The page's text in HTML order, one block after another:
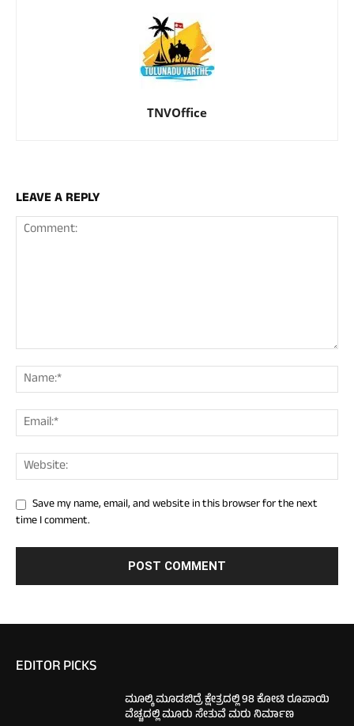
TNVOffice
LEAVE A REPLY
Save my name, email, and website in this browser for the next
time I comment.
EDITOR PICKS
ಮೂಲ್ಕಿ ಮೂಡಬಿದ್ರೆ ಕ್ಷೇತ್ರದಲ್ಲಿ 98 ಕೋಟಿ ರೂಪಾಯಿ
ವೆಚ್ಚದಲ್ಲಿ ಮೂರು ಸೇತುವೆ ಮರು ನಿರ್ಮಾಣ